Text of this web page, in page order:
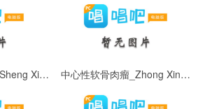
内生性软骨瘤_Nei Sheng Xing Ruan Gu Liu 中心性软骨肉瘤_Zhong Xin Xing Ruan Gu Rou Liu